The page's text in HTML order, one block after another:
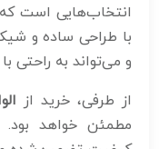
انتخاب‌هایی است
با طراحی ساده و
و می‌تواند به
از طرفی، خرید از
مطمئن خواهد بود.